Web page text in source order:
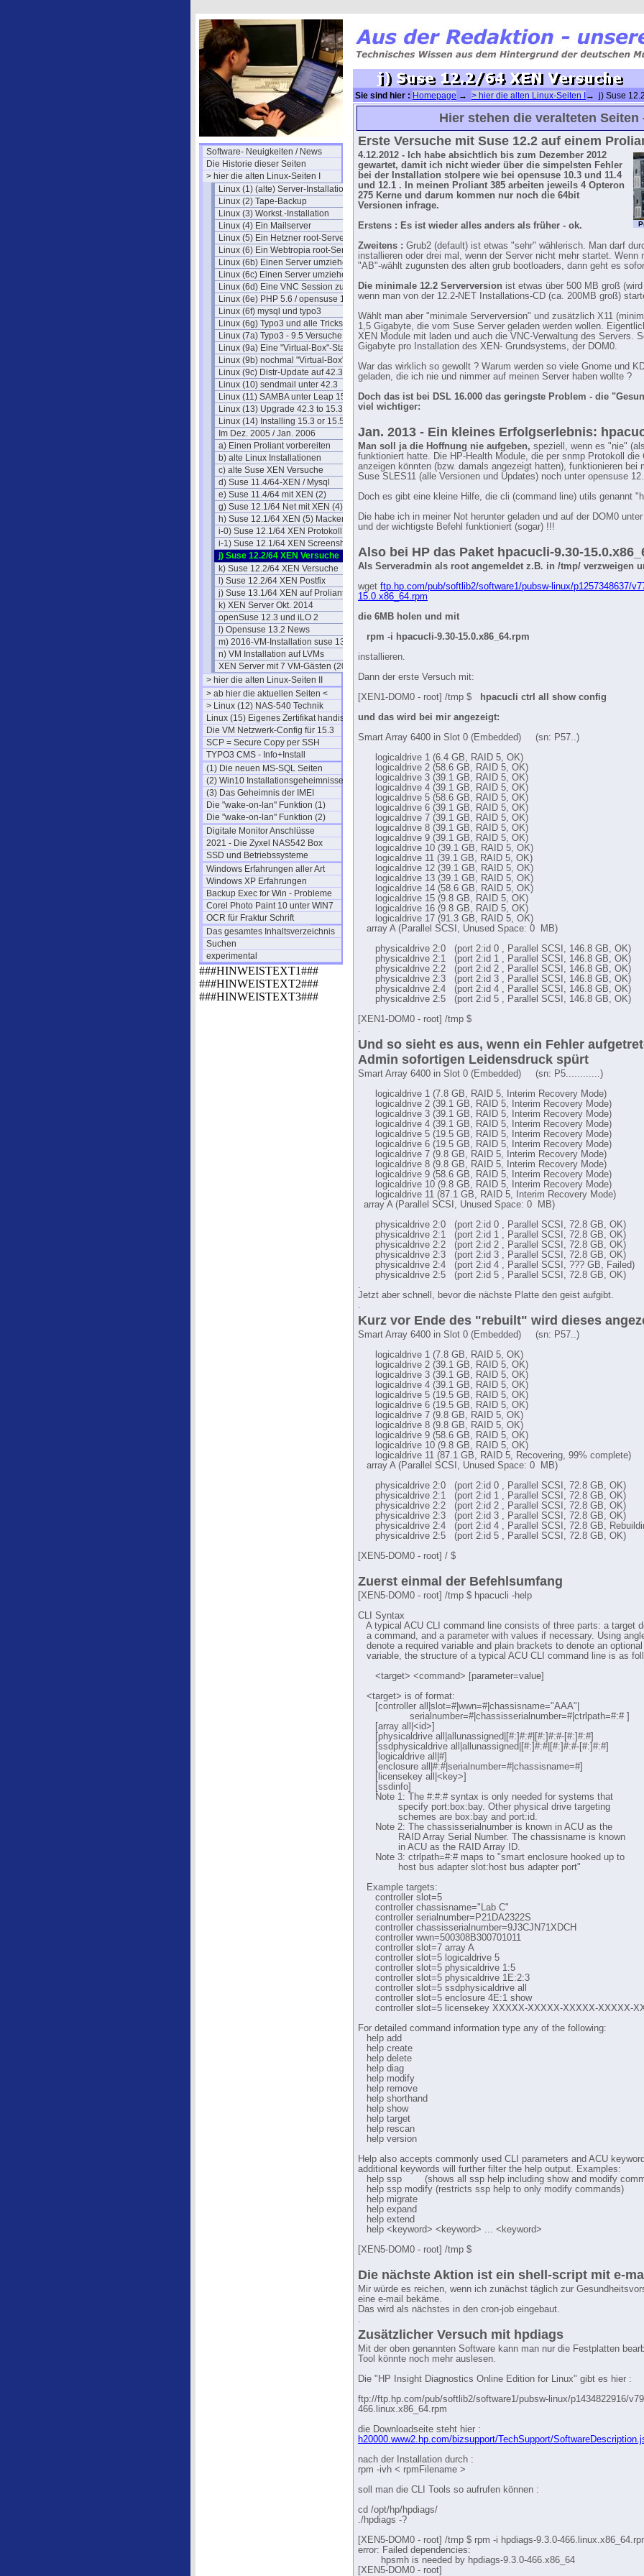
Software- Neuigkeiten / News
Die Historie dieser Seiten
> hier die alten Linux-Seiten I
Linux (1) (alte) Server-Installationen
Linux (2) Tape-Backup
Linux (3) Workst.-Installation
Linux (4) Ein Mailserver
Linux (5) Ein Hetzner root-Server
Linux (6) Ein Webtropia root-Server
Linux (6b) Einen Server umziehen
Linux (6c) Einen Server umziehen
Linux (6d) Eine VNC Session zu einer VM
Linux (6e) PHP 5.6 / opensuse 15.1
Linux (6f) mysql und typo3
Linux (6g) Typo3 und alle Tricks
Linux (7a) Typo3 - 9.5 Versuche
Linux (9a) Eine "Virtual-Box"-Station
Linux (9b) nochmal "Virtual-Box"
Linux (9c) Distr-Update auf 42.3
Linux (10) sendmail unter 42.3
Linux (11) SAMBA unter Leap 15.3
Linux (13) Upgrade 42.3 to 15.3
Linux (14) Installing 15.3 or 15.5
Im Dez. 2005 / Jan. 2006
a) Einen Proliant vorbereiten
b) alte Linux Installationen
c) alte Suse XEN Versuche
d) Suse 11.4/64-XEN / Mysql
e) Suse 11.4/64 mit XEN (2)
g) Suse 12.1/64 Net mit XEN (4)
h) Suse 12.1/64 XEN (5) Macken
i-0) Suse 12.1/64 XEN Protokoll (6)
i-1) Suse 12.1/64 XEN Screenshots
j) Suse 12.2/64 XEN Versuche
k) Suse 12.2/64 XEN Versuche
l) Suse 12.2/64 XEN Postfix
j) Suse 13.1/64 XEN auf Proliant
k) XEN Server Okt. 2014
openSuse 12.3 und iLO 2
l) Opensuse 13.2 News
m) 2016-VM-Installation suse 13.2
n) VM Installation auf LVMs
XEN Server mit 7 VM-Gästen (2010)
> hier die alten Linux-Seiten II
> ab hier die aktuellen Seiten <
> Linux (12) NAS-540 Technik
Linux (15) Eigenes Zertifikat handisch
Die VM Netzwerk-Config für 15.3
SCP = Secure Copy per SSH
TYPO3 CMS - Info+Install
(1) Die neuen MS-SQL Seiten
(2) Win10 Installationsgeheimnisse
(3) Das Geheimnis der IMEI
Die "wake-on-lan" Funktion (1)
Die "wake-on-lan" Funktion (2)
Digitale Monitor Anschlüsse
2021 - Die Zyxel NAS542 Box
SSD und Betriebssysteme
Windows Erfahrungen aller Art
Windows XP Erfahrungen
Backup Exec for Win - Probleme
Corel Photo Paint 10 unter WIN7
OCR für Fraktur Schrift
Das gesamtes Inhaltsverzeichnis
Suchen
experimental
###HINWEISTEXT1###
###HINWEISTEXT2###
###HINWEISTEXT3###
Sie sind hier : Homepage → > hier die alten Linux-Seiten I → j) Suse
Hier stehen die veralteten Seiten
Erste Versuche mit Suse 12.2 auf einem
4.12.2012 - Ich habe absichtlich bis zum Dezember 2012
gewartet, damit ich nicht wieder über die simpelsten Fehler
bei der Installation stolpere wie bei opensuse 10.3 und 11.4
und 12.1 . In meinen Proliant 385 arbeiten jeweils 4 Opteron
275 Kerne und darum kommen nur noch die 64bit
Versionen infrage.
Erstens : Es ist wieder alles anders als früher - ok.
Zweitens : Grub2 (default) ist etwas "sehr" wählerisch. Man darf
installieren oder drei mal, wenn der Server nicht mehr startet. Wenn
"AB"-wählt zugunsten des alten grub bootloaders, dann geht es
Die minimale 12.2 Serverversion ist etwas über 500 MB groß
wenn man von der 12.2-NET Installations-CD (ca. 200MB groß)
Wählt man aber "minimale Serverversion" und zusätzlich X11
1,5 Gigabyte, die vom Suse Server geladen werden wollen.
XEN Module mit laden und auch die VNC-Verwaltung des Servers.
Gigabyte pro Installation des XEN- Grundsystems, der DOM0.
War das wirklich so gewollt ? Warum werden so viele Gnome und
geladen, die ich nie und nimmer auf meinen Server haben wollte ?
Doch das ist bei DSL 16.000 das geringste Problem - die
viel wichtiger:
Jan. 2013 - Ein kleines Erfolgserlebnis:
Man soll ja die Hoffnung nie aufgeben, speziell, wenn es "nie"
funktioniert hatte. Die HP-Health Module, die per snmp Protokoll
anzeigen könnten (bzw. damals angezeigt hatten), funktionieren bei
Suse SLES11 (alle Versionen und Updates) noch unter opensuse
Doch es gibt eine kleine Hilfe, die cli (command line) utils genannt
Die habe ich in meiner Not herunter geladen und auf der DOM0
und der wichtigste Befehl funktioniert (sogar) !!!
Also bei HP das Paket hpacucli-9.30-
Als Serveradmin als root angemeldet z.B. in /tmp/ verzweigen
wget ftp.hp.com/pub/softlib2/software1/pubsw-linux/p1257348637/
15.0.x86_64.rpm
die 6MB holen und mit
rpm -i hpacucli-9.30-15.0.x86_64.rpm
installieren.
Dann der erste Versuch mit:
[XEN1-DOM0 - root] /tmp $
hpacucli ctrl all show config
und das wird bei mir angezeigt:
Smart Array 6400 in Slot 0 (Embedded) (sn: P57..)
logicaldrive 1 (6.4 GB, RAID 5, OK)
logicaldrive 2 (58.6 GB, RAID 5, OK)
logicaldrive 3 (39.1 GB, RAID 5, OK)
logicaldrive 4 (39.1 GB, RAID 5, OK)
logicaldrive 5 (58.6 GB, RAID 5, OK)
logicaldrive 6 (39.1 GB, RAID 5, OK)
logicaldrive 7 (39.1 GB, RAID 5, OK)
logicaldrive 8 (39.1 GB, RAID 5, OK)
logicaldrive 9 (39.1 GB, RAID 5, OK)
logicaldrive 10 (39.1 GB, RAID 5, OK)
logicaldrive 11 (39.1 GB, RAID 5, OK)
logicaldrive 12 (39.1 GB, RAID 5, OK)
logicaldrive 13 (39.1 GB, RAID 5, OK)
logicaldrive 14 (58.6 GB, RAID 5, OK)
logicaldrive 15 (9.8 GB, RAID 5, OK)
logicaldrive 16 (9.8 GB, RAID 5, OK)
logicaldrive 17 (91.3 GB, RAID 5, OK)
array A (Parallel SCSI, Unused Space: 0 MB)
physicaldrive 2:0 (port 2:id 0 , Parallel SCSI, 146.8 GB, OK)
physicaldrive 2:1 (port 2:id 1 , Parallel SCSI, 146.8 GB, OK)
physicaldrive 2:2 (port 2:id 2 , Parallel SCSI, 146.8 GB, OK)
physicaldrive 2:3 (port 2:id 3 , Parallel SCSI, 146.8 GB, OK)
physicaldrive 2:4 (port 2:id 4 , Parallel SCSI, 146.8 GB, OK)
physicaldrive 2:5 (port 2:id 5 , Parallel SCSI, 146.8 GB, OK)
[XEN1-DOM0 - root] /tmp $
.
Und so sieht es aus, wenn ein Fehler
Admin sofortigen Leidensdruck spürt
Smart Array 6400 in Slot 0 (Embedded) (sn: P5............)
logicaldrive 1 (7.8 GB, RAID 5, Interim Recovery Mode)
logicaldrive 2 (39.1 GB, RAID 5, Interim Recovery Mode)
logicaldrive 3 (39.1 GB, RAID 5, Interim Recovery Mode)
logicaldrive 4 (39.1 GB, RAID 5, Interim Recovery Mode)
logicaldrive 5 (19.5 GB, RAID 5, Interim Recovery Mode)
logicaldrive 6 (19.5 GB, RAID 5, Interim Recovery Mode)
logicaldrive 7 (9.8 GB, RAID 5, Interim Recovery Mode)
logicaldrive 8 (9.8 GB, RAID 5, Interim Recovery Mode)
logicaldrive 9 (58.6 GB, RAID 5, Interim Recovery Mode)
logicaldrive 10 (9.8 GB, RAID 5, Interim Recovery Mode)
logicaldrive 11 (87.1 GB, RAID 5, Interim Recovery Mode)
array A (Parallel SCSI, Unused Space: 0 MB)
physicaldrive 2:0 (port 2:id 0 , Parallel SCSI, 72.8 GB, OK)
physicaldrive 2:1 (port 2:id 1 , Parallel SCSI, 72.8 GB, OK)
physicaldrive 2:2 (port 2:id 2 , Parallel SCSI, 72.8 GB, OK)
physicaldrive 2:3 (port 2:id 3 , Parallel SCSI, 72.8 GB, OK)
physicaldrive 2:4 (port 2:id 4 , Parallel SCSI, ??? GB, Failed)
physicaldrive 2:5 (port 2:id 5 , Parallel SCSI, 72.8 GB, OK)
.
Jetzt aber schnell, bevor die nächste Platte den geist aufgibt.
.
Kurz vor Ende des "rebuilt" wird dieses
Smart Array 6400 in Slot 0 (Embedded) (sn: P57..)
logicaldrive 1 (7.8 GB, RAID 5, OK)
logicaldrive 2 (39.1 GB, RAID 5, OK)
logicaldrive 3 (39.1 GB, RAID 5, OK)
logicaldrive 4 (39.1 GB, RAID 5, OK)
logicaldrive 5 (19.5 GB, RAID 5, OK)
logicaldrive 6 (19.5 GB, RAID 5, OK)
logicaldrive 7 (9.8 GB, RAID 5, OK)
logicaldrive 8 (9.8 GB, RAID 5, OK)
logicaldrive 9 (58.6 GB, RAID 5, OK)
logicaldrive 10 (9.8 GB, RAID 5, OK)
logicaldrive 11 (87.1 GB, RAID 5, Recovering, 99% complete)
array A (Parallel SCSI, Unused Space: 0 MB)
physicaldrive 2:0 (port 2:id 0 , Parallel SCSI, 72.8 GB, OK)
physicaldrive 2:1 (port 2:id 1 , Parallel SCSI, 72.8 GB, OK)
physicaldrive 2:2 (port 2:id 2 , Parallel SCSI, 72.8 GB, OK)
physicaldrive 2:3 (port 2:id 3 , Parallel SCSI, 72.8 GB, OK)
physicaldrive 2:4 (port 2:id 4 , Parallel SCSI, 72.8 GB,
physicaldrive 2:5 (port 2:id 5 , Parallel SCSI, 72.8 GB, OK)
[XEN5-DOM0 - root] / $
Zuerst einmal der Befehlsumfang
[XEN5-DOM0 - root] /tmp $ hpacucli -help
CLI Syntax
A typical ACU CLI command line consists of three parts: a target
a command, and a parameter with values if necessary. Using
denote a required variable and plain brackets to denote an optional
variable, the structure of a typical ACU CLI command line is as
<target> <command> [parameter=value]
<target> is of format:
[controller all|slot=#|wwn=#|chassisname="AAA"|
serialnumber=#|chassisserialnumber=#|ctrlpath=#:# ]
[array all|<id>]
[physicaldrive all|allunassigned|[#:]#:#|[#:]#:#-[#:]#:#]
[ssdphysicaldrive all|allunassigned|[#:]#:#|[#:]#:#-[#:]#:#]
[logicaldrive all|#]
[enclosure all|#:#|serialnumber=#|chassisname=#]
[licensekey all|<key>]
[ssdinfo]
Note 1: The #:#:# syntax is only needed for systems that
specify port:box:bay. Other physical drive targeting
schemes are box:bay and port:id.
Note 2: The chassisserialnumber is known in ACU as the
RAID Array Serial Number. The chassisname is known
in ACU as the RAID Array ID.
Note 3: ctrlpath=#:# maps to "smart enclosure hooked up to
host bus adapter slot:host bus adapter port"
Example targets:
controller slot=5
controller chassisname="Lab C"
controller serialnumber=P21DA2322S
controller chassisserialnumber=9J3CJN71XDCH
controller wwn=500308B300701011
controller slot=7 array A
controller slot=5 logicaldrive 5
controller slot=5 physicaldrive 1:5
controller slot=5 physicaldrive 1E:2:3
controller slot=5 ssdphysicaldrive all
controller slot=5 enclosure 4E:1 show
controller slot=5 licensekey XXXXX-XXXXX-XXXXX-XXXXX-
For detailed command information type any of the following:
help add
help create
help delete
help diag
help modify
help remove
help shorthand
help show
help target
help rescan
help version
Help also accepts commonly used CLI parameters and ACU
additional keywords will further filter the help output. Examples:
help ssp (shows all ssp help including show and modify
help ssp modify (restricts ssp help to only modify commands)
help migrate
help expand
help extend
help <keyword> <keyword> ... <keyword>
[XEN5-DOM0 - root] /tmp $
Die nächste Aktion ist ein shell-script mit e-
Mir würde es reichen, wenn ich zunächst täglich zur
eine e-mail bekäme.
Das wird als nächstes in den cron-job eingebaut.
.
Zusätzlicher Versuch mit hpdiags
Mit der oben genannten Software kann man nur die Festplatten
Tool könnte noch mehr auslesen.
Die "HP Insight Diagnostics Online Edition for Linux" gibt es hier :
ftp://ftp.hp.com/pub/softlib2/software1/pubsw-linux/p1434822916/
466.linux.x86_64.rpm
die Downloadseite steht hier :
h20000.www2.hp.com/bizsupport/TechSupport/
nach der Installation durch :
rpm -ivh < rpmFilename >
soll man die CLI Tools so aufrufen können :
cd /opt/hp/hpdiags/
./hpdiags -?
[XEN5-DOM0 - root] /tmp $ rpm -i hpdiags-9.3.0-
error: Failed dependencies:
hpsmh is needed by hpdiags-9.3.0-466.x86_64
[XEN5-DOM0 - root]